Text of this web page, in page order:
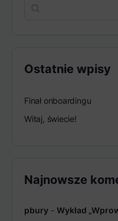
Ostatnie wpisy
Finał onboardingu
Witaj, świecie!
Najnowsze
pbury - Wykład